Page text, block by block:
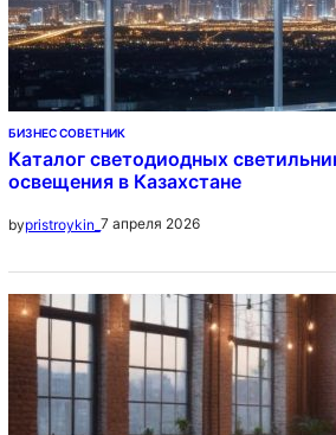
БИЗНЕС СОВЕТНИК
Каталог светодиодных
освещения в Казахстане
bypristroykin_ 7 апреля 2026